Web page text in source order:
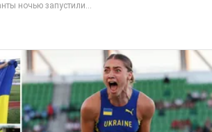
ночью запустили...